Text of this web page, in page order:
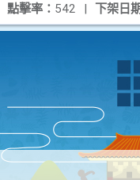
下架日
點擊率： 542 |